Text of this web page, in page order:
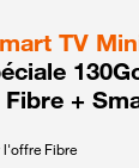
TV
+
l'offre Fibre